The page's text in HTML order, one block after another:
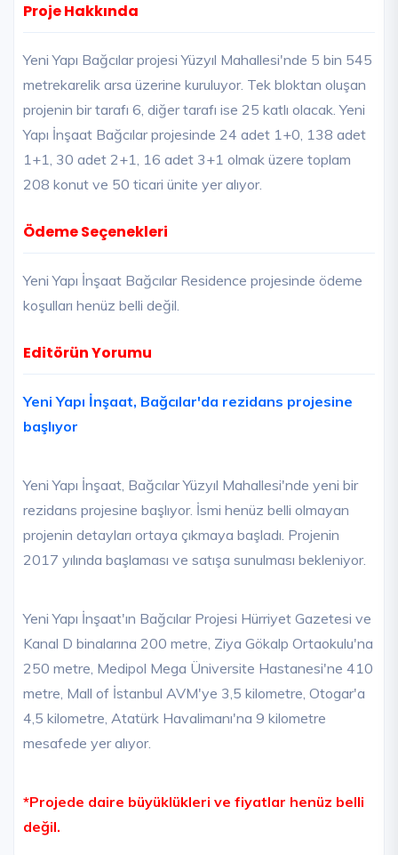
Proje Hakkında
Yeni Yapı Bağcılar projesi Yüzyıl Mahallesi'nde 5 bin 545
metrekarelik arsa üzerine kuruluyor. Tek bloktan oluşan
projenin bir tarafı 6, diğer tarafı ise 25 katlı olacak. Yeni
Yapı İnşaat Bağcılar projesinde 24 adet 1+0, 138 adet
1+1, 30 adet 2+1, 16 adet 3+1 olmak üzere toplam
208 konut ve 50 ticari ünite yer alıyor.
Ödeme Seçenekleri
Yeni Yapı İnşaat Bağcılar Residence projesinde ödeme
koşulları henüz belli değil.
Editörün Yorumu
Yeni Yapı İnşaat, Bağcılar'da rezidans projesine
başlıyor
Yeni Yapı İnşaat, Bağcılar Yüzyıl Mahallesi'nde yeni bir
rezidans projesine başlıyor. İsmi henüz belli olmayan
projenin detayları ortaya çıkmaya başladı. Projenin
2017 yılında başlaması ve satışa sunulması bekleniyor.
Yeni Yapı İnşaat'ın Bağcılar Projesi Hürriyet Gazetesi ve
Kanal D binalarına 200 metre, Ziya Gökalp Ortaokulu'na
250 metre, Medipol Mega Üniversite Hastanesi'ne 410
metre, Mall of İstanbul AVM'ye 3,5 kilometre, Otogar'a
4,5 kilometre, Atatürk Havalimanı'na 9 kilometre
mesafede yer alıyor.
*Projede daire büyüklükleri ve fiyatlar henüz belli
değil.